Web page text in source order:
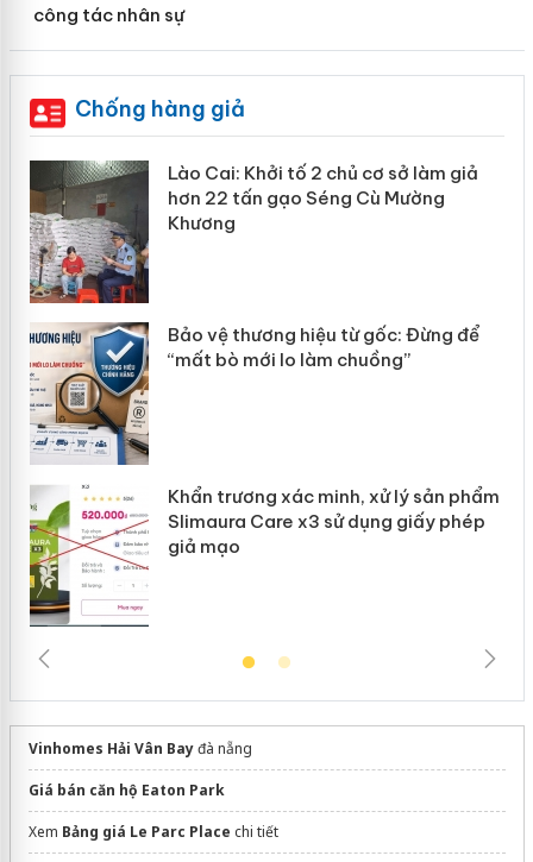
công tác nhân sự
Chống hàng giả
Lào Cai: Khởi tố 2 chủ cơ sở làm giả
hơn 22 tấn gạo Séng Cù Mường
Khương
Bảo vệ thương hiệu từ gốc: Đừng để
“mất bò mới lo làm chuồng”
Khẩn trương xác minh, xử lý sản phẩm
Slimaura Care x3 sử dụng giấy phép
giả mạo
Vinhomes Hải Vân Bayđà nẵng
Giá bán căn hộ Eaton Park
Xem Bảng giá Le Parc Place chi tiết